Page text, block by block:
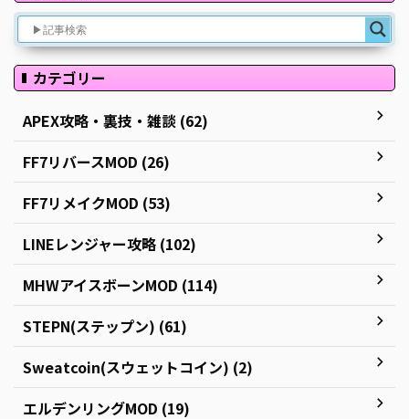
カテゴリー
APEX攻略・裏技・雑談 (62)
FF7リバースMOD (26)
FF7リメイクMOD (53)
LINEレンジャー攻略 (102)
MHWアイスボーンMOD (114)
STEPN(ステップン) (61)
Sweatcoin(スウェットコイン) (2)
エルデンリングMOD (19)